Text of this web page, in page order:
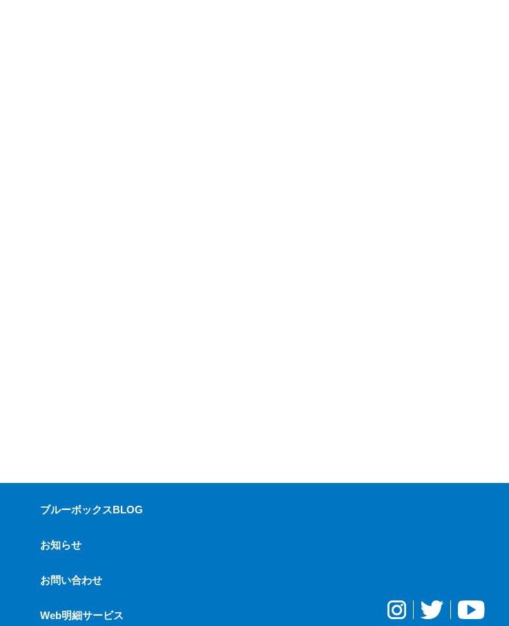
ブルーボックスBLOG
お知らせ
お問い合わせ
Web明細サービス